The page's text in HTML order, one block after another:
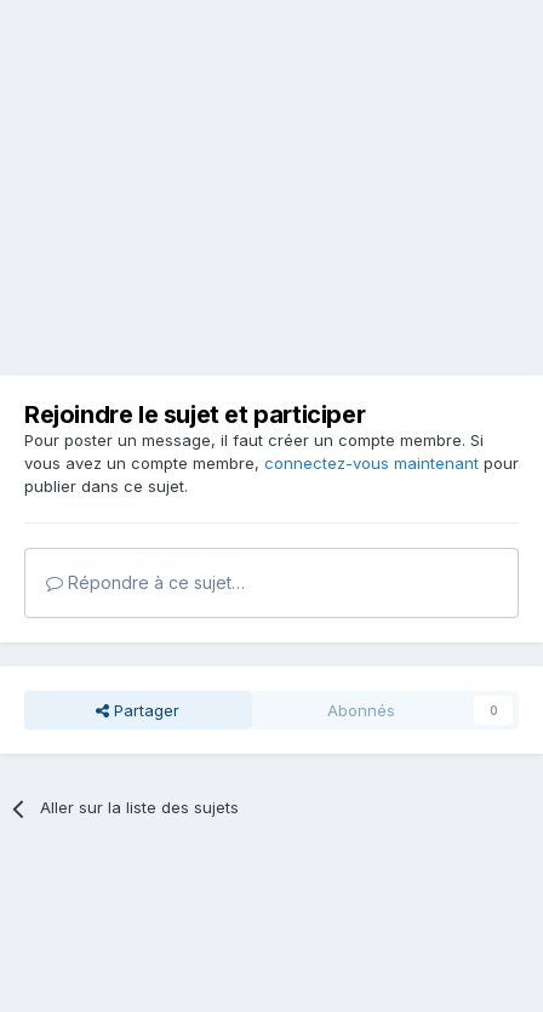
Rejoindre le sujet et participer
Pour poster un message, il faut créer un compte membre. Si
vous avez un compte membre, connectez-vous maintenant pour
publier dans ce sujet.
Répondre à ce sujet…
Partager Abonnés 0
Aller sur la liste des sujets